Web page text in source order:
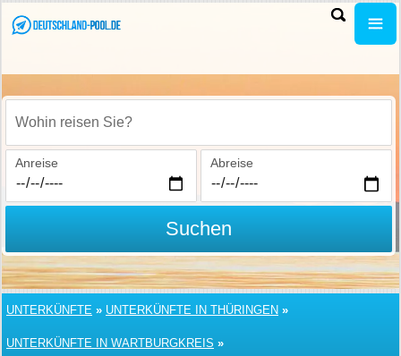
Wohin reisen Sie?
Anreise Abreise
Suchen
UNTERKÜNFTE » UNTERKÜNFTE IN THÜRINGEN »
UNTERKÜNFTE IN WARTBURGKREIS »